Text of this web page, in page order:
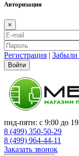
Авторизация
×
Регистрация | Забыли
Войти
пнд-пятн: с 9:00 до
8 (499) 350-50-29
8 (499) 964-44-11
Заказать звонок